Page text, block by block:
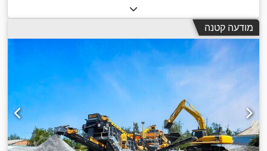
מודעה קטנה